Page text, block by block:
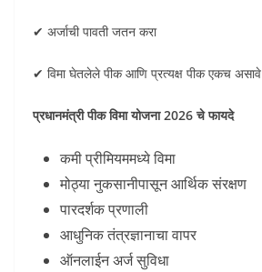
✔ अर्जाची पावती जतन करा
✔ विमा घेतलेले पीक आणि प्रत्यक्ष पीक एकच असावे
प्रधानमंत्री पीक विमा योजना 2026 चे फायदे
कमी प्रीमियममध्ये विमा
मोठ्या नुकसानीपासून आर्थिक संरक्षण
पारदर्शक प्रणाली
आधुनिक तंत्रज्ञानाचा वापर
ऑनलाईन अर्ज सुविधा